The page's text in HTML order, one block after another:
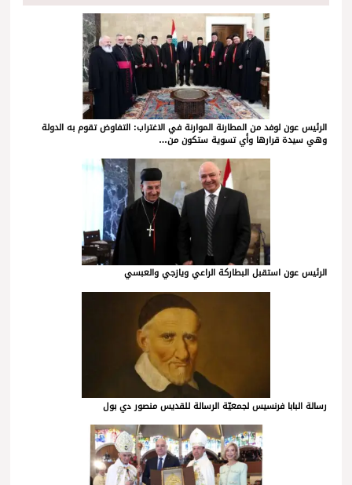
الرئيس عون لوفد من المطارنة الموارنة في الاغتراب: التفاوض تقوم به الدولة
وهي سيدة قرارها وأي تسوية ستكون من…
الرئيس عون استقبل البطاركة الراعي ويازجي والعبسي
رسالة البابا فرنسيس لجمعيّة الرسالة للقديس منصور دي بول